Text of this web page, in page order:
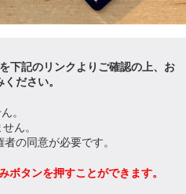
下記のリンクより ご確認の上、お
ださい。
。
ん。
の同意が必要です。
ボタンを押すことができます。